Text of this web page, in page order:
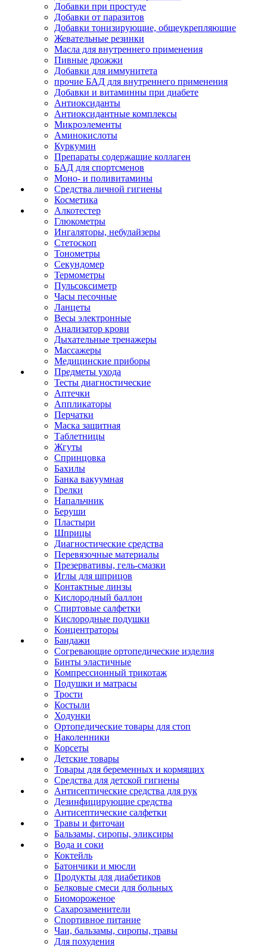
Добавки при простуде
Добавки от паразитов
Добавки тонизирующие, общеукрепляющие
Жевательные резинки
Масла для внутреннего применения
Пивные дрожжи
Добавки для иммунитета
прочие БАД для внутреннего применения
Добавки и витаминны при диабете
Антиоксиданты
Антиоксидантные комплексы
Микроэлементы
Аминокислоты
Куркумин
Препараты содержащие коллаген
БАД для спортсменов
Моно- и поливитамины
Средства личной гигиены
Косметика
Алкотестер
Глюкометры
Ингаляторы, небулайзеры
Стетоскоп
Тонометры
Секундомер
Термометры
Пульсоксиметр
Часы песочные
Ланцеты
Весы электронные
Анализатор крови
Дыхательные тренажеры
Массажеры
Медицинские приборы
Предметы ухода
Тесты диагностические
Аптечки
Аппликаторы
Перчатки
Маска защитная
Таблетницы
Жгуты
Спринцовка
Бахилы
Банка вакуумная
Грелки
Напальчник
Беруши
Пластыри
Шприцы
Диагностические средства
Перевязочные материалы
Презервативы, гель-смазки
Иглы для шприцов
Контактные линзы
Кислородный баллон
Спиртовые салфетки
Кислородные подушки
Концентраторы
Бандажи
Согревающие ортопедические изделия
Бинты эластичные
Компрессионный трикотаж
Подушки и матрасы
Трости
Костыли
Ходунки
Ортопедические товары для стоп
Наколенники
Корсеты
Детские товары
Товары для беременных и кормящих
Средства для детской гигиены
Антисептические средства для рук
Дезинфицирующие средства
Антисептические салфетки
Травы и фиточаи
Бальзамы, сиропы, эликсиры
Вода и соки
Коктейль
Батончики и мюсли
Продукты для диабетиков
Белковые смеси для больных
Биомороженое
Сахарозаменители
Спортивное питание
Чаи, бальзамы, сиропы, травы
Для похудения